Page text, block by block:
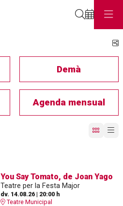
Demà
Agenda mensual
You Say Tomato, de Joan Yago
Teatre per la Festa Major
dv. 14.08.26| 20:00 h
Teatre Municipal